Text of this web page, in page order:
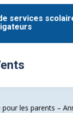
services
pour les parents –